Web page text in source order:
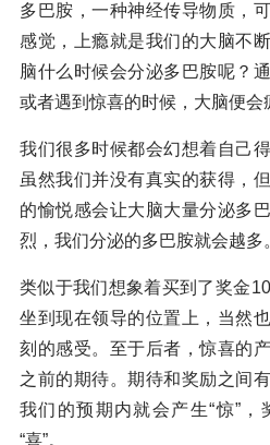
多巴胺，一种神经传导物质，
感觉，上瘾就是我们的大脑不
脑什么时候会分泌多巴胺呢？
或者遇到惊喜的时候，大脑便会
我们很多时候都会幻想着自己
虽然我们并没有真实的获得，
的愉悦感会让大脑大量分泌多
烈，我们分泌的多巴胺就会越多
类似于我们想象着买到了奖金
坐到现在领导的位置上，当然
刻的感受。至于后者，惊喜的
之前的期待。期待和奖励之间
我们的预期内就会产生“惊”
“喜”。